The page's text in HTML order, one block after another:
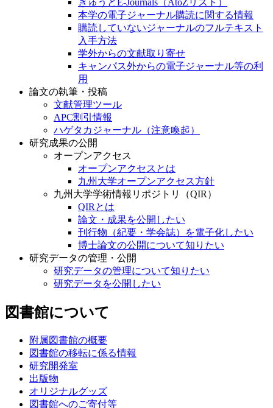
本学の電子ジャーナル購読に関する情報
購読していないジャーナルのフルテキスト
入手方法
学外からの文献取り寄せ
キャンパス外からの電子ジャーナル等の利
用
論文の執筆・投稿
文献管理ツール
APC割引情報
ハゲタカジャーナル（注意喚起）
研究成果の公開
オープンアクセス
オープンアクセスとは
九州大学オープンアクセス方針
九州大学学術情報リポジトリ（QIR）
QIRとは
論文・成果を公開したい
刊行物（紀要・学会誌）を電子化したい
博士論文の公開について知りたい
研究データの管理・公開
研究データの管理について知りたい
研究データを公開したい
図書館について
附属図書館の概要
図書館の移転に係る情報
研究開発室
出版物
オリジナルグッズ
図書館へのご寄付等